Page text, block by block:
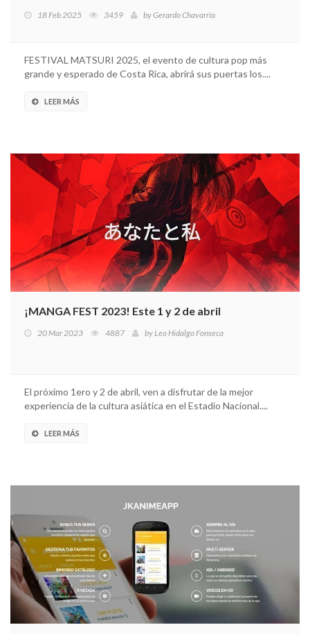
18 Feb 2025 3459 byGerardo Chavarría
FESTIVAL MATSURI 2025, el evento de cultura pop más
grande y esperado de Costa Rica, abrirá sus puertas los....
LEER MÁS
¡MANGA FEST 2023! Este 1 y 2 de abril
20 Mar 2023 4887 byLeo Hidalgo Fonseca
El próximo 1ero y 2 de abril, ven a disfrutar de la mejor
experiencia de la cultura asiática en el Estadio Nacional....
LEER MÁS